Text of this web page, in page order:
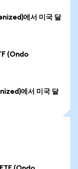
에서 미국 달
(Ondo
에서 미국 달